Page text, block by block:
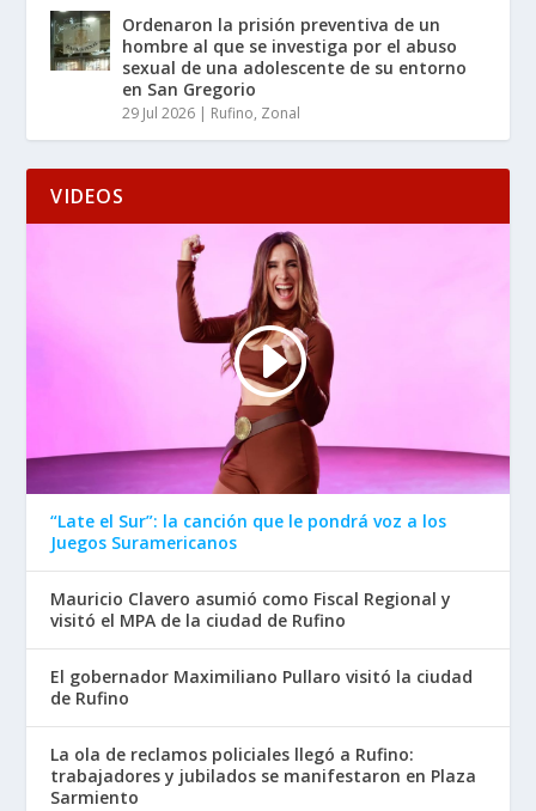
Ordenaron la prisión preventiva de un
hombre al que se investiga por el abuso
sexual de una adolescente de su entorno
en San Gregorio
29 Jul 2026 | Rufino, Zonal
VIDEOS
“Late el Sur”: la canción que le pondrá voz a los
Juegos Suramericanos
Mauricio Clavero asumió como Fiscal Regional y
visitó el MPA de la ciudad de Rufino
El gobernador Maximiliano Pullaro visitó la ciudad
de Rufino
La ola de reclamos policiales llegó a Rufino:
trabajadores y jubilados se manifestaron en Plaza
Sarmiento